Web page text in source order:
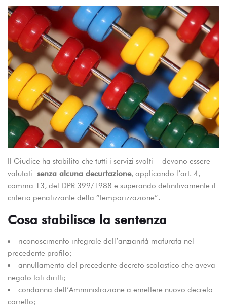
Il Giudice ha stabilito che tutti i servizi svolti devono essere
valutati senza alcuna decurtazione, applicando l’art. 4,
comma 13, del DPR 399/1988 e superando definitivamente il
criterio penalizzante della “temporizzazione”.
Cosa stabilisce la sentenza
riconoscimento integrale dell’anzianità maturata nel
precedente profilo;
annullamento del precedente decreto scolastico che aveva
negato tali diritti;
condanna dell’Amministrazione a emettere nuovo decreto
corretto;